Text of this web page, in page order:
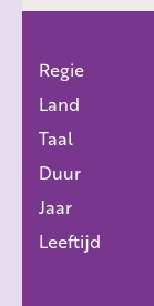
Regie
Land
Taal
Duur
Jaar
Leeftijd